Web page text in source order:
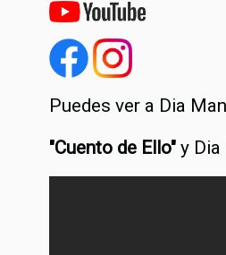
Puedes ver a Dia
"Cuento de Ello" y Dia